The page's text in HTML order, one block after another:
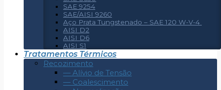
SAE 9254
SAE/AISI 9260
Aço Prata Tungstenado – SAE 120 W-V-4
AISI D2
AISI D6
AISI S1
Tratamentos Térmicos
Recozimento
— Alívio de Tensão
— Coalescimento